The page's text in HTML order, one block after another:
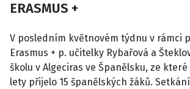
ERASMUS +
V posledním květnovém týdnu v rámci
Erasmus + p. učitelky Rybařová a
školu v Algeciras ve Španělsku, ze
lety přijelo 15 španělských žáků.